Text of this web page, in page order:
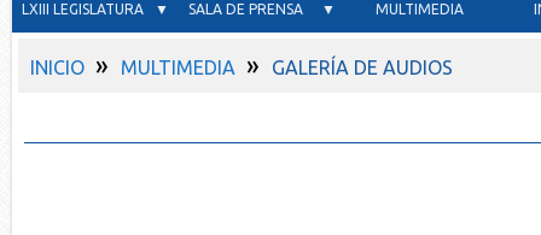
LXIII LEGISLATURA ▼ SALA DE PRENSA ▼ MULTIMEDIA
INICIO » MULTIMEDIA » GALERÍA DE AUDIOS